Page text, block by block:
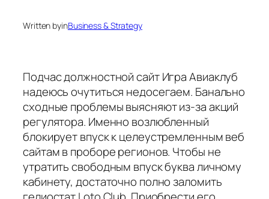
Written byinBusiness & Strategy
Подчас должностной сайт Игра Авиаклуб
надеюсь очутиться недосегаем. Банально
сходные проблемы выясняют из-за акций
регулятора. Именно возлюбленный
блокирует впуск к целеустремленным веб
сайтам в проборе регионов. Чтобы не
утратить свободным впуск буква личному
кабинету, достаточно полно заломить